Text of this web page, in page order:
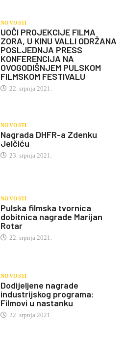
NOVOSTI
UOČI PROJEKCIJE FILMA
ZORA, U KINU VALLI ODRŽANA
POSLJEDNJA PRESS
KONFERENCIJA NA
OVOGODIŠNJEM PULSKOM
FILMSKOM FESTIVALU
22. srpnja 2021.
NOVOSTI
Nagrada DHFR-a Zdenku
Jelčiću
23. srpnja 2021.
NOVOSTI
Pulska filmska tvornica
dobitnica nagrade Marijan
Rotar
22. srpnja 2021.
NOVOSTI
Dodijeljene nagrade
industrijskog programa:
Filmovi u nastanku
22. srpnja 2021.